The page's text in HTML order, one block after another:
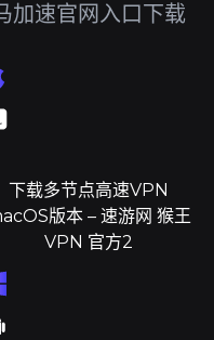
加速官网入口下载
下载多节点高速VPN
版本 – 速游网 猴王
VPN 官方2